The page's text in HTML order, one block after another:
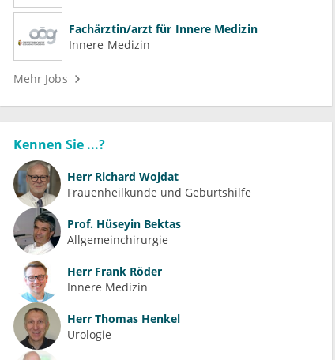
Fachärztin/arzt für Innere Medizin
Innere Medizin
Mehr Jobs
Kennen Sie ...?
Herr Richard Wojdat
Frauenheilkunde und Geburtshilfe
Prof. Hüseyin Bektas
Allgemeinchirurgie
Herr Frank Röder
Innere Medizin
Herr Thomas Henkel
Urologie